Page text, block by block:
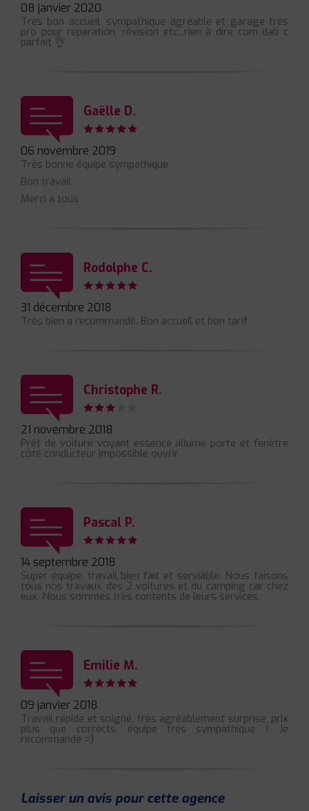
08 janvier 2020
Très bon accueil, sympathique agréable et garage très
pro pour réparation, révision etc...rien à dire com dab c
parfait 👌
Gaëlle D.
06 novembre 2019
Très bonne équipe sympathique
Bon travail
Merci à tous
Rodolphe C.
31 décembre 2018
Très bien a recommandé. Bon accueil et bon tarif
Christophe R.
21 novembre 2018
Prêt de voiture voyant essence allume porte et fenêtre
côté conducteur impossible ouvrir
Pascal P.
14 septembre 2018
Super équipe, travail bien fait et serviable. Nous faisons
tous nos travaux des 2 voitures et du camping car chez
eux. Nous sommes très contents de leurs services.
Emilie M.
09 janvier 2018
Travail rapide et soigné, très agréablement surprise, prix
plus que corrects, équipe très sympathique ! Je
recommande =)
Laisser un avis pour cette agence